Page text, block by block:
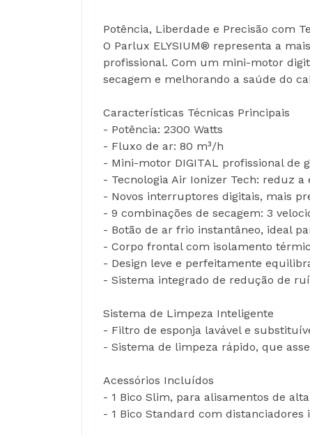
Potência, Liberdade e Precisão com
O Parlux ELYSIUM® representa a
profissional. Com um mini-motor
secagem e melhorando a saúde do
Características Técnicas Principais
- Potência: 2300 Watts
- Fluxo de ar: 80 m³/h
- Mini-motor DIGITAL profissional de
- Tecnologia Air Ionizer Tech: reduz
- Novos interruptores digitais, mais
- 9 combinações de secagem: 3
- Botão de ar frio instantâneo, ideal
- Corpo frontal com isolamento
- Design leve e perfeitamente
- Sistema integrado de redução de
Sistema de Limpeza Inteligente
- Filtro de esponja lavável e
- Sistema de limpeza rápido, que
Acessórios Incluídos
- 1 Bico Slim, para alisamentos de
- 1 Bico Standard com